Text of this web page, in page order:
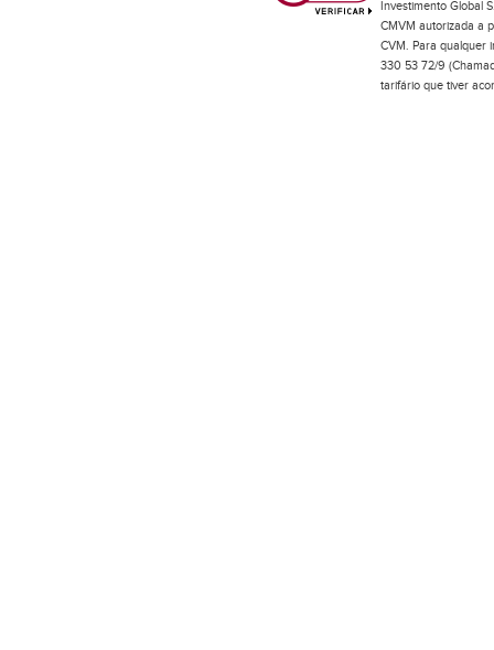
Investimento Global
CMVM autorizada a
CVM. Para qualquer
330 53 72/9
tarifário que tiver